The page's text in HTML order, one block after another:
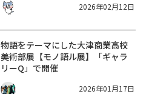
2026年02月12日
物語をテーマにした大津商業高校
美術部展【モノ語ル展】「ギャラ
リーQ」で開催
2026年01月17日